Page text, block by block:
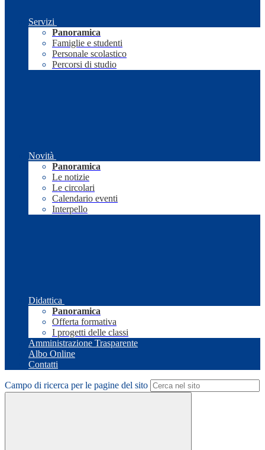
Servizi
Panoramica
Famiglie e studenti
Personale scolastico
Percorsi di studio
Novità
Panoramica
Le notizie
Le circolari
Calendario eventi
Interpello
Didattica
Panoramica
Offerta formativa
I progetti delle classi
Amministrazione Trasparente
Albo Online
Contatti
Campo di ricerca per le pagine del sito